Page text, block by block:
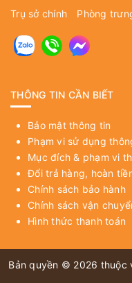
Trụ sở chính Phòng
THÔNG TIN CẦN BIẾT
Bảo mật thông tin
Phạm vi sử dụng
Mục đích & phạm vi
Đổi trả hàng, hoàn
Chính sách bảo hành
Chính sách vận
Hình thức thanh toán
Bản quyền © 2026 thuộc